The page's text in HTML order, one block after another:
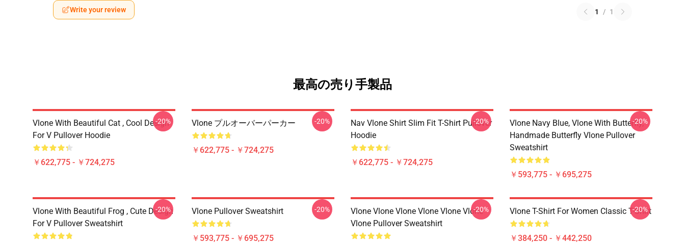
Write your review 1 / 1
最高の売り手製品
Vlone With Beautiful Cat , Cool Design
For V Pullover Hoodie
￥622,775 - ￥724,275
-20% Vlone プルオーバーパーカー
￥622,775 - ￥724,275
-20%
Nav Vlone Shirt Slim Fit T-Shirt Pullover
Hoodie
￥622,775 - ￥724,275
-20%
Vlone Navy Blue, Vlone With Butterfly,
Handmade Butterfly Vlone Pullover
Sweatshirt
￥593,775 - ￥695,275
-20%
Vlone With Beautiful Frog , Cute Design
For V Pullover Sweatshirt
-20% Vlone Pullover Sweatshirt
￥593,775 - ￥695,275
-20%
Vlone Vlone Vlone Vlone Vlone Vlone
Vlone Pullover Sweatshirt
-20% Vlone T-Shirt For Women Classic T-Shirt
￥384,250 - ￥442,250
-20%